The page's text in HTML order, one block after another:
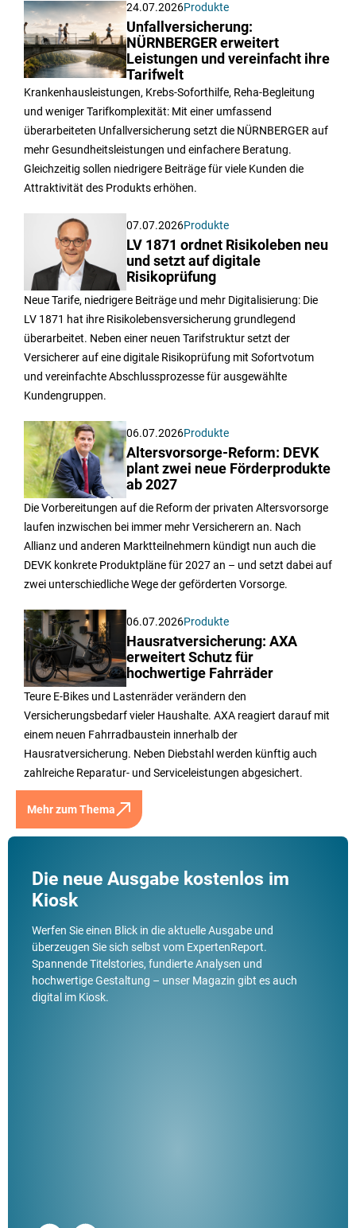
24.07.2026Produkte
Unfallversicherung:
NÜRNBERGER erweitert
Leistungen und vereinfacht ihre
Tarifwelt
Krankenhausleistungen, Krebs-Soforthilfe, Reha-Begleitung
und weniger Tarifkomplexität: Mit einer umfassend
überarbeiteten Unfallversicherung setzt die NÜRNBERGER auf
mehr Gesundheitsleistungen und einfachere Beratung.
Gleichzeitig sollen niedrigere Beiträge für viele Kunden die
Attraktivität des Produkts erhöhen.
07.07.2026Produkte
LV 1871 ordnet Risikoleben neu
und setzt auf digitale
Risikoprüfung
Neue Tarife, niedrigere Beiträge und mehr Digitalisierung: Die
LV 1871 hat ihre Risikolebensversicherung grundlegend
überarbeitet. Neben einer neuen Tarifstruktur setzt der
Versicherer auf eine digitale Risikoprüfung mit Sofortvotum
und vereinfachte Abschlussprozesse für ausgewählte
Kundengruppen.
06.07.2026Produkte
Altersvorsorge-Reform: DEVK
plant zwei neue Förderprodukte
ab 2027
Die Vorbereitungen auf die Reform der privaten Altersvorsorge
laufen inzwischen bei immer mehr Versicherern an. Nach
Allianz und anderen Marktteilnehmern kündigt nun auch die
DEVK konkrete Produktpläne für 2027 an – und setzt dabei auf
zwei unterschiedliche Wege der geförderten Vorsorge.
06.07.2026Produkte
Hausratversicherung: AXA
erweitert Schutz für
hochwertige Fahrräder
Teure E-Bikes und Lastenräder verändern den
Versicherungsbedarf vieler Haushalte. AXA reagiert darauf mit
einem neuen Fahrradbaustein innerhalb der
Hausratversicherung. Neben Diebstahl werden künftig auch
zahlreiche Reparatur- und Serviceleistungen abgesichert.
Mehr zum Thema
Die neue Ausgabe kostenlos im
Kiosk
Werfen Sie einen Blick in die aktuelle Ausgabe und
überzeugen Sie sich selbst vom ExpertenReport.
Spannende Titelstories, fundierte Analysen und
hochwertige Gestaltung – unser Magazin gibt es auch
digital im Kiosk.